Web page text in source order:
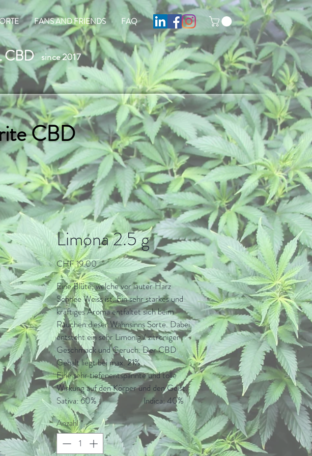
FANS AND FRIENDS FAQ
CBD since 2017
CBD
Limona 2.5 g
CHF 19.00Preis
Eine Blüte, welche vor lauter Harz
Schnee Weiss ist. Ein sehr starkes und
kräftiges Aroma entfaltet sich beim
Rauchen dieser Wahnsinns Sorte. Dabei
entsteht ein sehr Limonig / zitroniger
Geschmack und Geruch. Der CBD
Gehalt liegt bei max. 21%.
Eine sehr tiefenentspannte und tolle
Wirkung auf den Körper und den Geist.
Sativa: 60%                       Indica: 40%
Anzahl*